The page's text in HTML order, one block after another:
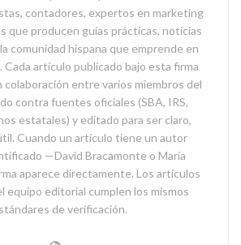
contadores, expertos en marketing
que producen guías prácticas, noticias
comunidad hispana que emprende en
Cada artículo publicado bajo esta firma
entre varios miembros del
contra fuentes oficiales (SBA, IRS,
estatales) y editado para ser claro,
Cuando un artículo tiene un autor
—David Bracamonte o María
aparece directamente. Los artículos
equipo editorial cumplen los mismos
de verificación.